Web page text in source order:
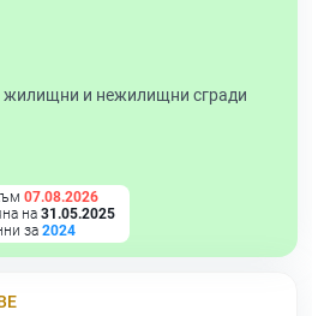
жилищни и нежилищни сгради
07.08.2026
на 31.05.2025
за 2024